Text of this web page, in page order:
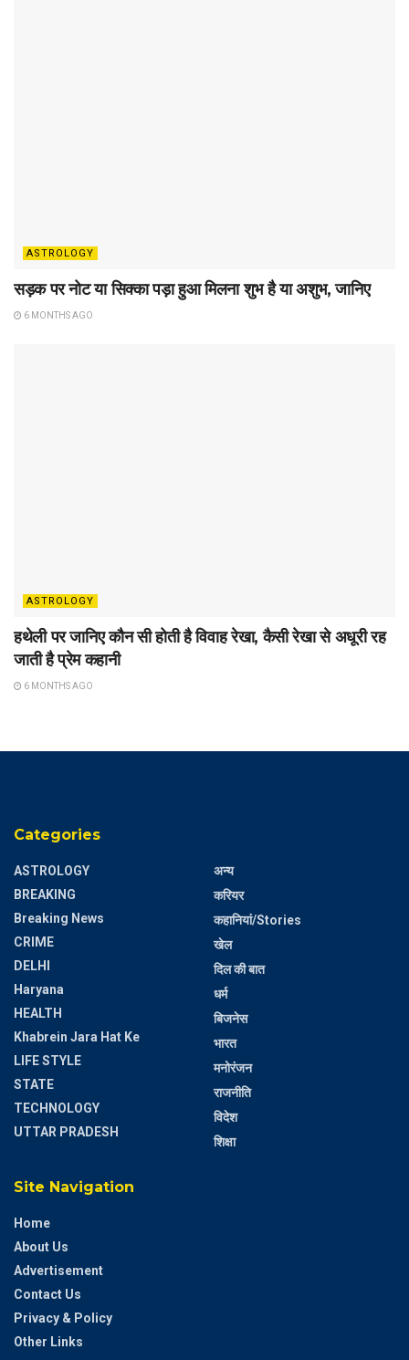
ASTROLOGY
सड़क पर नोट या सिक्का पड़ा हुआ मिलना शुभ है या अशुभ, जानिए
6 MONTHS AGO
ASTROLOGY
हथेली पर जानिए कौन सी होती है विवाह रेखा, कैसी रेखा से अधूरी रह
जाती है प्रेम कहानी
6 MONTHS AGO
Categories
ASTROLOGY
BREAKING
Breaking News
CRIME
DELHI
Haryana
HEALTH
Khabrein Jara Hat Ke
LIFE STYLE
STATE
TECHNOLOGY
UTTAR PRADESH
अन्य
करियर
कहानियां/Stories
खेल
दिल की बात
धर्म
बिजनेस
भारत
मनोरंजन
राजनीति
विदेश
शिक्षा
Site Navigation
Home
About Us
Advertisement
Contact Us
Privacy & Policy
Other Links